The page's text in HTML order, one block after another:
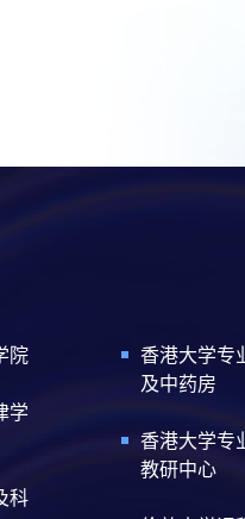
院
学
科
香港大学专
及中药房
香港大学专
教研中心